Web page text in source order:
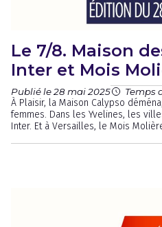
Le 7/8. Maison
Inter et Mois
Publié le 28 mai 2025 Temps
À Plaisir, la Maison Calypso
femmes. Dans les Yvelines, les
Inter. Et à Versailles, le Mois